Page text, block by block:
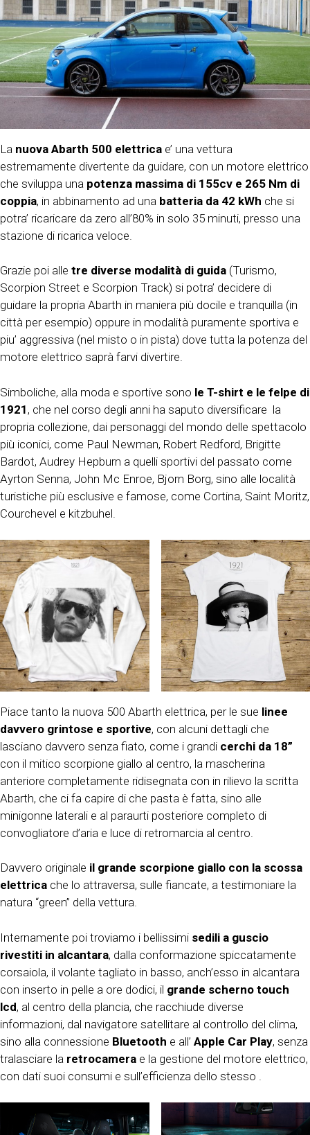
La nuova Abarth 500 elettrica e’ una vettura
estremamente divertente da guidare, con un motore elettrico
che sviluppa una potenza massima di 155cv e 265 Nm di
coppia, in abbinamento ad una batteria da 42 kWh che si
potra’ ricaricare da zero all’80% in solo 35 minuti, presso una
stazione di ricarica veloce.
Grazie poi alle tre diverse modalità di guida (Turismo,
Scorpion Street e Scorpion Track) si potra’ decidere di
guidare la propria Abarth in maniera più docile e tranquilla (in
città per esempio) oppure in modalità puramente sportiva e
piu’ aggressiva (nel misto o in pista) dove tutta la potenza del
motore elettrico saprà farvi divertire.
Simboliche, alla moda e sportive sono le T-shirt e le felpe di
1921 , che nel corso degli anni ha saputo diversificare la
propria collezione, dai personaggi del mondo delle spettacolo
più iconici, come Paul Newman, Robert Redford, Brigitte
Bardot, Audrey Hepburn a quelli sportivi del passato come
Ayrton Senna, John Mc Enroe, Bjorn Borg, sino alle località
turistiche più esclusive e famose, come Cortina, Saint Moritz,
Courchevel e kitzbuhel.
Piace tanto la nuova 500 Abarth elettrica, per le sue linee
davvero grintose e sportive, con alcuni dettagli che
lasciano davvero senza fiato, come i grandi cerchi da 18”
con il mitico scorpione giallo al centro, la mascherina
anteriore completamente ridisegnata con in rilievo la scritta
Abarth, che ci fa capire di che pasta è fatta, sino alle
minigonne laterali e al paraurti posteriore completo di
convogliatore d’aria e luce di retromarcia al centro.
Davvero originale il grande scorpione giallo con la scossa
elettrica che lo attraversa, sulle fiancate, a testimoniare la
natura “green” della vettura.
Internamente poi troviamo i bellissimi sedili a guscio
rivestiti in alcantara, dalla conformazione spiccatamente
corsaiola, il volante tagliato in basso, anch’esso in alcantara
con inserto in pelle a ore dodici, il grande scherno touch
lcd, al centro della plancia, che racchiude diverse
informazioni, dal navigatore satellitare al controllo del clima,
sino alla connessione Bluetooth e all’ Apple Car Play, senza
tralasciare la retrocamera e la gestione del motore elettrico,
con dati suoi consumi e sull’efficienza dello stesso .